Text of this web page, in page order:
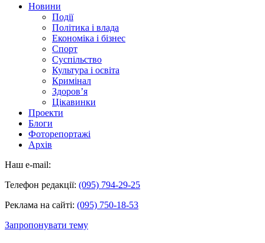
Новини
Події
Політика і влада
Економіка і бізнес
Спорт
Суспільство
Культура і освіта
Кримінал
Здоров’я
Цікавинки
Проекти
Блоги
Фоторепортажі
Архів
Наш e-mail:
Телефон редакції: (095) 794-29-25
Реклама на сайті: (095) 750-18-53
Запропонувати тему